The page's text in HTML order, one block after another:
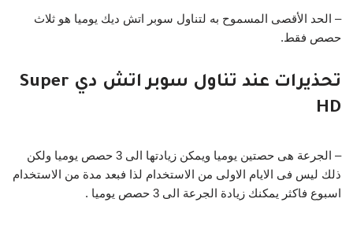
– الحد الأقصى المسموح به لتناول سوبر اتش ديك يوميا هو ثلاث
حصص فقط.
تحذيرات عند تناول سوبر اتش دي Super
HD
– الجرعة هى حصتين يوميا ويمكن زيادتها الى 3 حصص يوميا ولكن
ذلك ليس فى الايام الاولى من الاستخدام لذا فبعد مدة من الاستخدام
اسبوع فاكثر يمكنك زيادة الجرعة الى 3 حصص يوميا .